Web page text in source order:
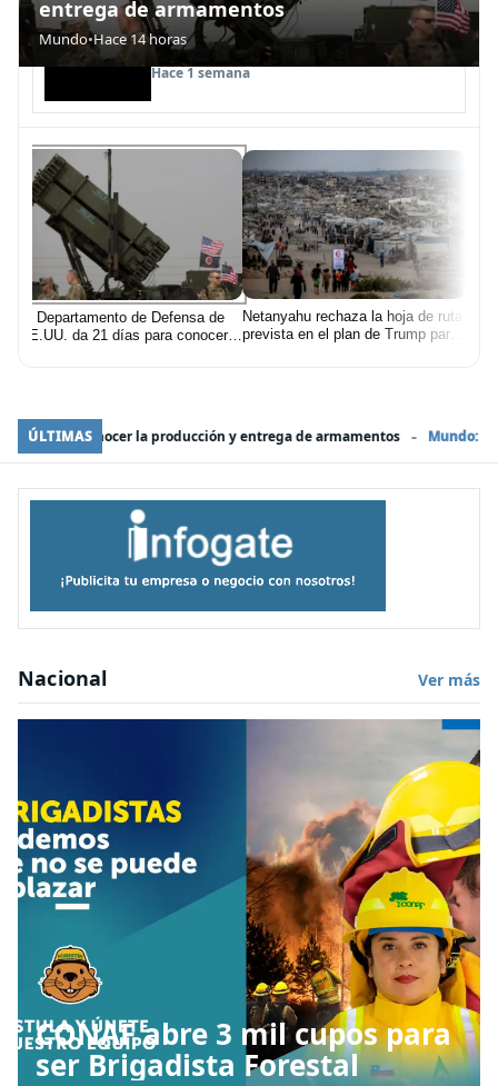
entrega de armamentos
Mundo•Hace 14 horas
Mundo•Hace 14 horas
Política
Hace 15 horas
Gobierno de Milei vende terrenos del
Ejército y Armada en Neuquén y
Ushuaia
Hace 1 semana
El Departamento de Defensa de
EE.UU. da 21 días para conocer
Netanyahu rechaza la hoja de ruta
prevista en el plan de Trump para
ÚLTIMAS
y entrega de armamentos - Mundo:Netanyahu rechaza la hoja de
Nacional Ver más
CONAF abre 3 mil cupos para
ser Brigadista Forestal